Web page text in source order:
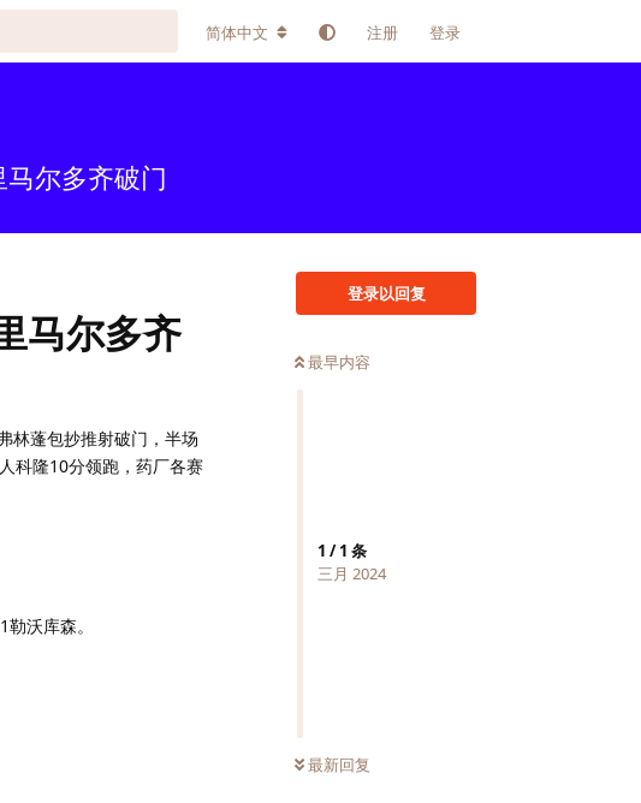
简体中文 注册 登录
尔多齐破门
登录以回复
最早内容
1 /1 条
三月 2024
最新回复
马尔多齐
林蓬包抄推射破门，半场
科隆10分领跑，药厂各赛
沃库森。